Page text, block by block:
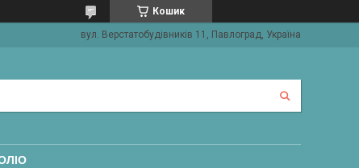
Кошик
вул. Верстатобудівників 11, Павлоград, Україна